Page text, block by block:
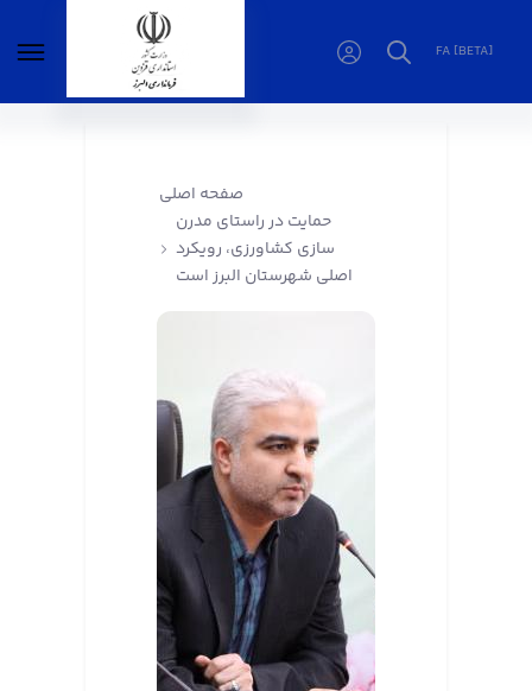
FA [BETA]
صفحه اصلی
حمایت در راستای مدرن
سازی کشاورزی، رویکرد
اصلی شهرستان البرز است